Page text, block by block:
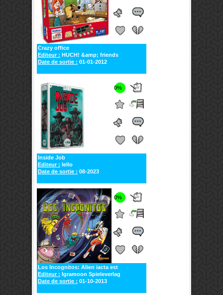
Crazy office
Editeur : HUCH! &amp; friends
Date de sortie : 01-01-2012
0%
Inside Job
Editeur : Iello
Date de sortie : 08-2023
0%
Los Incognitos: Alien iacta est
Editeur : Igramoon Spieleverlag
Date de sortie : 01-10-2013